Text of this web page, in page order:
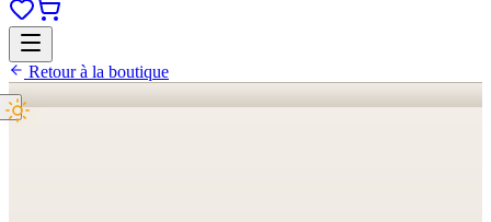
Retour à la boutique